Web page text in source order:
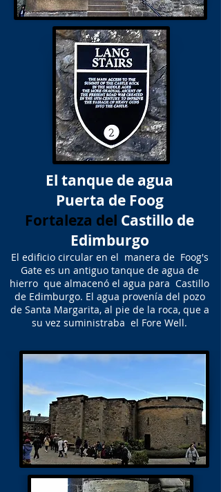
El tanque de agua
Puerta de Foog
Fortaleza del Castillo de
Edimburgo
El edificio circular en el manera de Foog's
Gate es un antiguo tanque de agua de
hierro que almacenó el agua para Castillo
de Edimburgo. El agua provenía del pozo
de Santa Margarita, al pie de la roca, que a
su vez suministraba el Fore Well.